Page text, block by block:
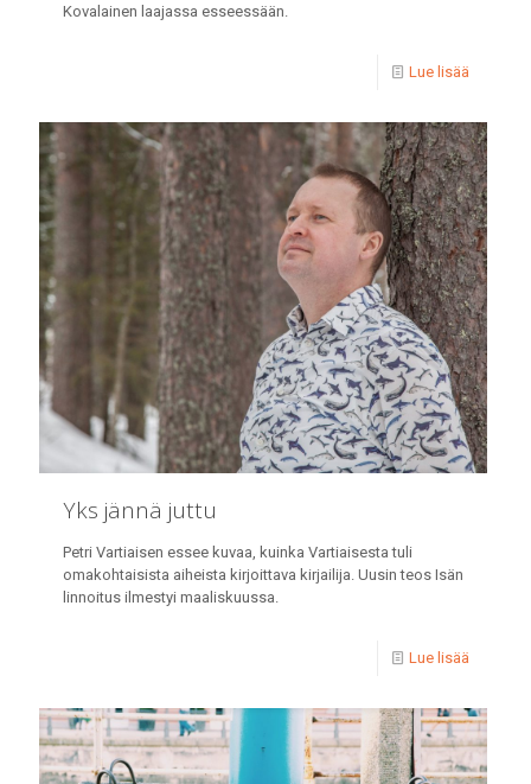
Kovalainen laajassa esseessään.
Lue lisää
Yks jännä juttu
Petri Vartiaisen essee kuvaa, kuinka Vartiaisesta tuli
omakohtaisista aiheista kirjoittava kirjailija. Uusin teos Isän
linnoitus ilmestyi maaliskuussa.
Lue lisää